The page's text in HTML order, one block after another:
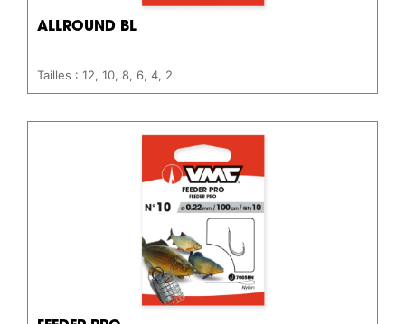
ALLROUND BL
Tailles : 12, 10, 8, 6, 4, 2